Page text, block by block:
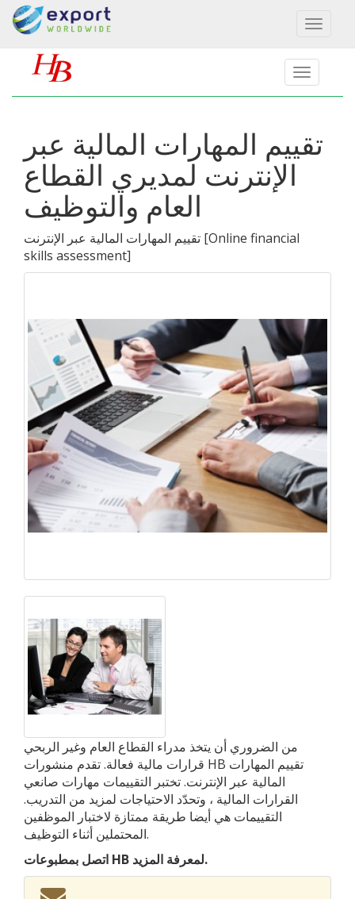
Toggle
تقييم المهارات المالية عبر
الإنترنت لمديري القطاع
العام والتوظيف
تقييم المهارات المالية عبر الإنترنت [Online financial
skills assessment]
من الضروري أن يتخذ مدراء القطاع العام وغير الربحي
قرارات مالية فعالة. تقدم منشورات HB تقييم المهارات
المالية عبر الإنترنت. تختبر التقييمات مهارات صانعي
القرارات المالية ، وتحدّد الاحتياجات لمزيد من التدريب.
التقييمات هي أيضا طريقة ممتازة لاختبار الموظفين
المحتملين أثناء التوظيف.
اتصل بمطبوعات HB لمعرفة المزيد.